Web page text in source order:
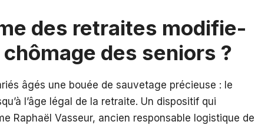
des retraites modifie-
des seniors ?
âgés une bouée de sauvetage précieuse : le
l’âge légal de la retraite. Un dispositif qui
Raphaël Vasseur, ancien responsable logistique de